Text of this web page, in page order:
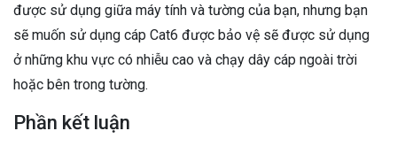
được sử dụng giữa máy tính và tường của bạn, nhưng bạn
sẽ muốn sử dụng cáp Cat6 được bảo vệ sẽ được sử dụng
ở những khu vực có nhiễu cao và chạy dây cáp ngoài trời
hoặc bên trong tường.
Phần kết luận